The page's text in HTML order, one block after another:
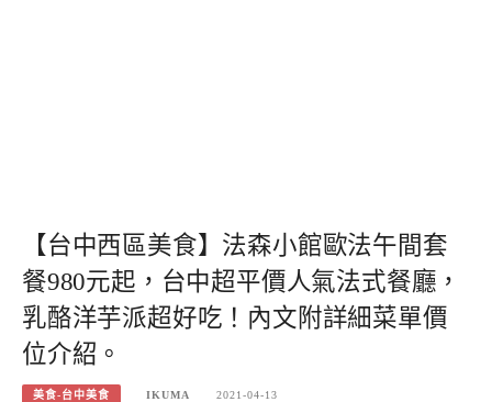
【台中西區美食】法森小館歐法午間套
餐980元起，台中超平價人氣法式餐廳，
乳酪洋芋派超好吃！內文附詳細菜單價
位介紹。
美食-台中美食 IKUMA 2021-04-13